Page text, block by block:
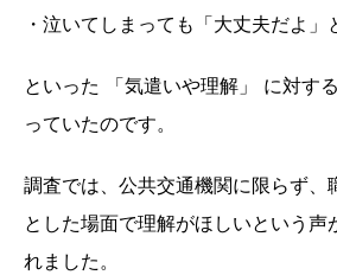
・泣いてしまっても「大丈夫だよ」
といった 「気遣いや理解」 に対す
っていたのです。
調査では、公共交通機関に限らず、
とした場面で理解がほしいという声
れました。